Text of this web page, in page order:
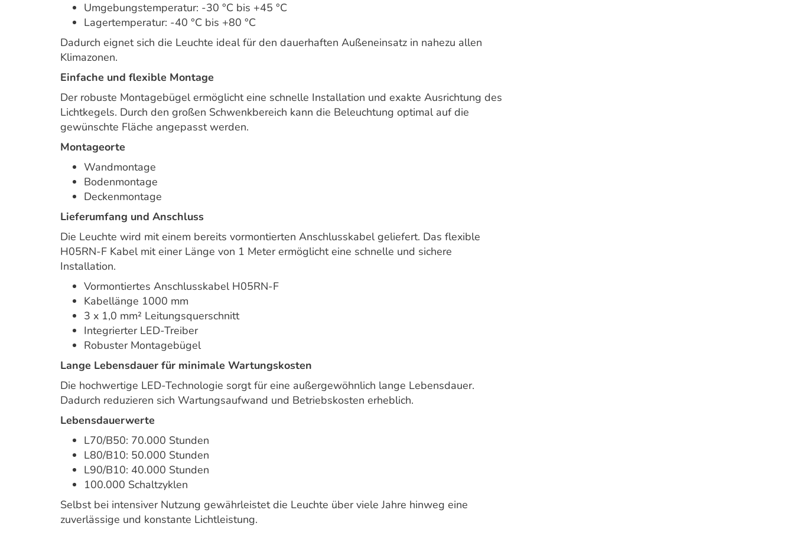
Umgebungstemperatur: -30 °C bis +45 °C
Lagertemperatur: -40 °C bis +80 °C
Dadurch eignet sich die Leuchte ideal für den dauerhaften Außeneinsatz in nahezu allen
Klimazonen.
Einfache und flexible Montage
Der robuste Montagebügel ermöglicht eine schnelle Installation und exakte Ausrichtung des
Lichtkegels. Durch den großen Schwenkbereich kann die Beleuchtung optimal auf die
gewünschte Fläche angepasst werden.
Montageorte
Wandmontage
Bodenmontage
Deckenmontage
Lieferumfang und Anschluss
Die Leuchte wird mit einem bereits vormontierten Anschlusskabel geliefert. Das flexible
H05RN-F Kabel mit einer Länge von 1 Meter ermöglicht eine schnelle und sichere
Installation.
Vormontiertes Anschlusskabel H05RN-F
Kabellänge 1000 mm
3 x 1,0 mm² Leitungsquerschnitt
Integrierter LED-Treiber
Robuster Montagebügel
Lange Lebensdauer für minimale Wartungskosten
Die hochwertige LED-Technologie sorgt für eine außergewöhnlich lange Lebensdauer.
Dadurch reduzieren sich Wartungsaufwand und Betriebskosten erheblich.
Lebensdauerwerte
L70/B50: 70.000 Stunden
L80/B10: 50.000 Stunden
L90/B10: 40.000 Stunden
100.000 Schaltzyklen
Selbst bei intensiver Nutzung gewährleistet die Leuchte über viele Jahre hinweg eine
zuverlässige und konstante Lichtleistung.